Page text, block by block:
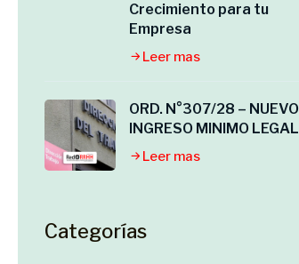
Crecimiento para tu
Empresa
Leer mas
ORD. N°307/28 – NUEVO
INGRESO MINIMO LEGAL
Leer mas
Categorías